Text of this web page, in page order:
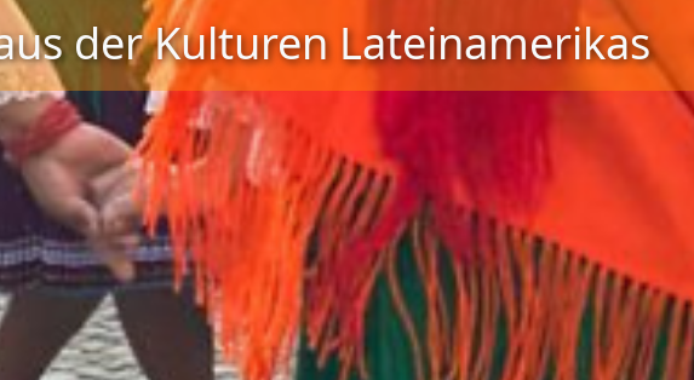
der Kulturen Lateinamerikas